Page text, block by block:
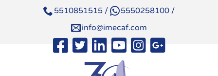
5510851515 / 5550258100 /
info@imecaf.com